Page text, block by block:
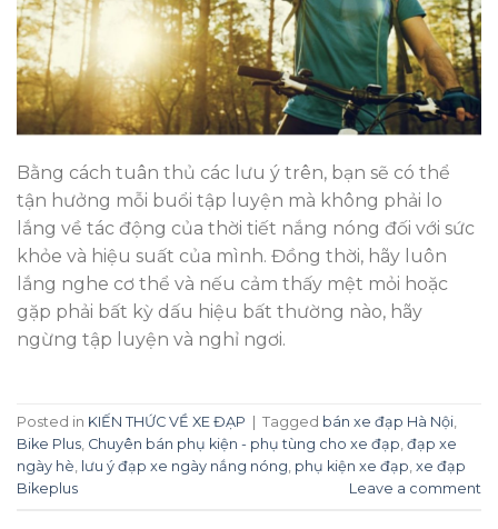
Bằng cách tuân thủ các lưu ý trên, bạn sẽ có thể
tận hưởng mỗi buổi tập luyện mà không phải lo
lắng về tác động của thời tiết nắng nóng đối với sức
khỏe và hiệu suất của mình. Đồng thời, hãy luôn
lắng nghe cơ thể và nếu cảm thấy mệt mỏi hoặc
gặp phải bất kỳ dấu hiệu bất thường nào, hãy
ngừng tập luyện và nghỉ ngơi.
Posted in KIẾN THỨC VỀ XE ĐẠP Tagged bán xe đạp Hà Nội,
Bike Plus, Chuyên bán phụ kiện - phụ tùng cho xe đạp, đạp xe
ngày hè, lưu ý đạp xe ngày nắng nóng, phụ kiện xe đạp, xe đạp
Bikeplus
Leave a comment